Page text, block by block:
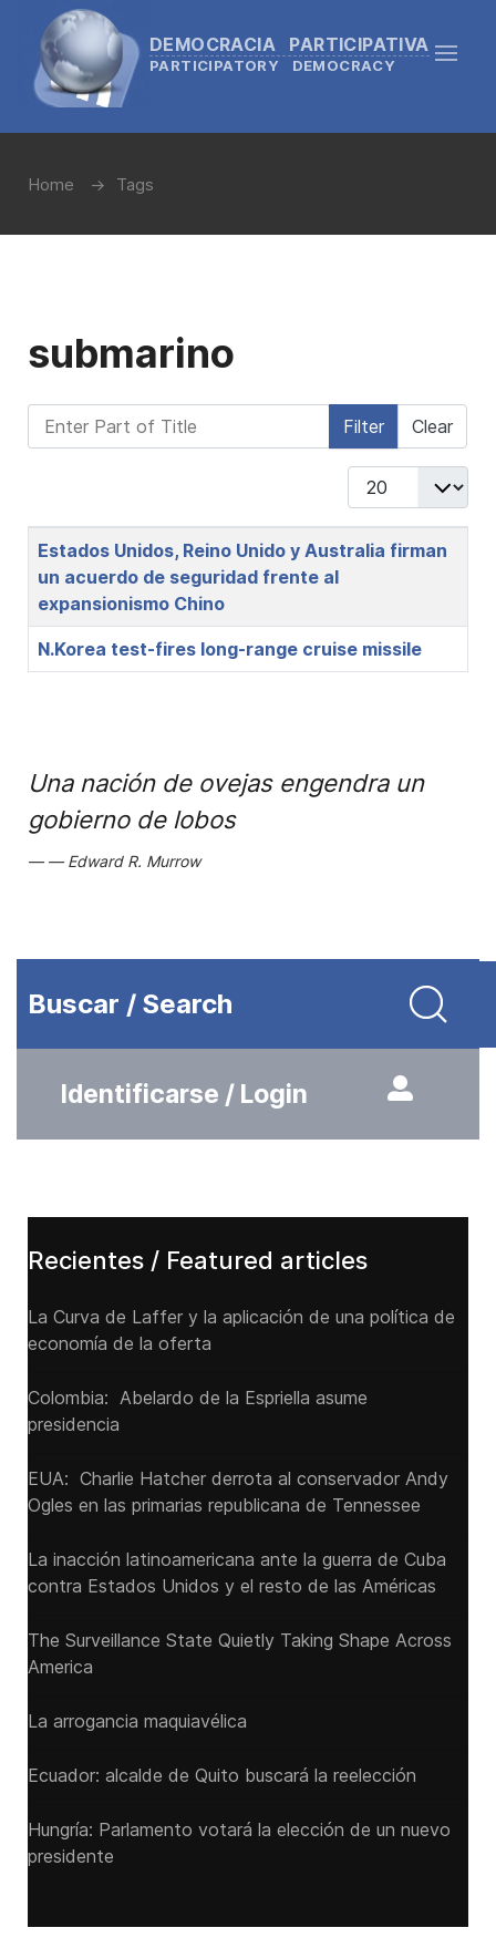
DEMOCRACIA PARTICIPATIVA
PARTICIPATORY DEMOCRACY
Home Tags
submarino
Enter Part of Title Filter Clear
Display #
Title
Estados Unidos, Reino Unido y Australia firman
un acuerdo de seguridad frente al
expansionismo Chino
N.Korea test-fires long-range cruise missile
Una nación de ovejas engendra un
gobierno de lobos
Edward R. Murrow
Buscar / Search
Identificarse / Login
Recientes / Featured articles
La Curva de Laffer y la aplicación de una política de
economía de la oferta
Colombia: Abelardo de la Espriella asume
presidencia
EUA: Charlie Hatcher derrota al conservador Andy
Ogles en las primarias republicana de Tennessee
La inacción latinoamericana ante la guerra de Cuba
contra Estados Unidos y el resto de las Américas
The Surveillance State Quietly Taking Shape Across
America
La arrogancia maquiavélica
Ecuador: alcalde de Quito buscará la reelección
Hungría: Parlamento votará la elección de un nuevo
presidente